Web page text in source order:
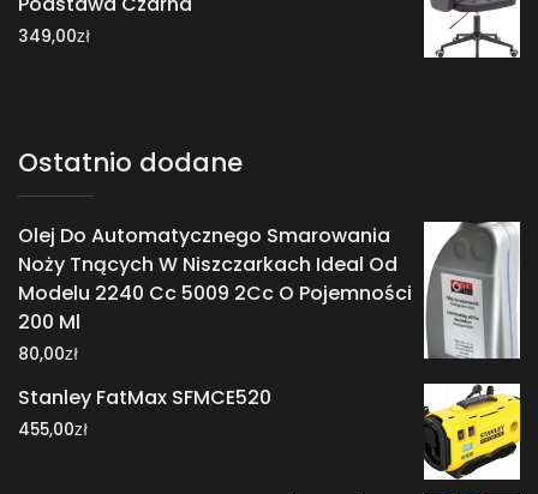
349,00zł
Ostatnio dodane
Olej Do Automatycznego Smarowania
Noży Tnących W Niszczarkach Ideal Od
Modelu 2240 Cc 5009 2Cc O Pojemności
200 Ml
80,00zł
Stanley FatMax SFMCE520
455,00zł